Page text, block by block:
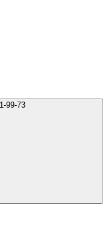
8 (914) 711-99-73